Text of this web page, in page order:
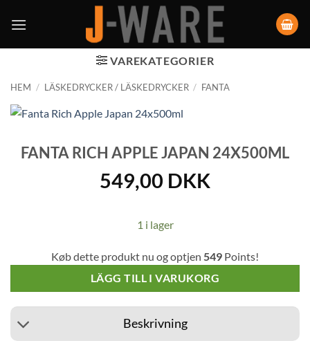
VAREKATEGORIER
HEM / LÄSKEDRYCKER / LÄSKEDRYCKER / FANTA
FANTA RICH APPLE JAPAN 24X500ML
549,00 DKK
1 i lager
Køb dette produkt nu og optjen 549 Points!
LÄGG TILL I VARUKORG
Beskrivning